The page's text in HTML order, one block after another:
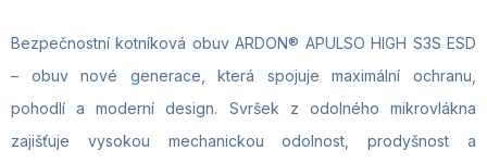
Bezpečnostní kotníková obuv ARDON® APULSO HIGH S3S ESD
– obuv nové generace, která spojuje maximální ochranu,
pohodlí a moderní design. Svršek z odolného mikrovlákna
zajišťuje vysokou mechanickou odolnost, prodyšnost a